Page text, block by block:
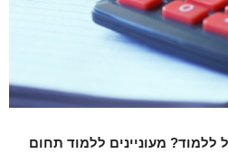
מעוניינים ללמוד תחום